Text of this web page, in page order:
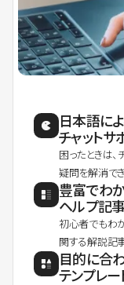
日本語に
チャットサ
困ったときは
疑問を解消でき
豊富でわ
ヘルプ記
初心者でもわ
関する解説記
目的に合
テンプレー